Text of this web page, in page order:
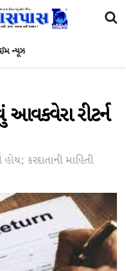
ન્યૂઝ
આવકવેરા રીટર્ન
કરદાતાની માહિતી